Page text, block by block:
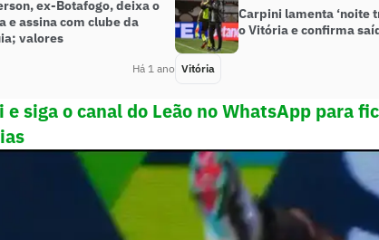
ex-Botafogo, deixa o
e assina com clube da
valores
Há 1 ano
Carpini lamenta ‘noite
o Vitória e confirma
Vitória
e siga o canaldo Leão no WhatsApp para